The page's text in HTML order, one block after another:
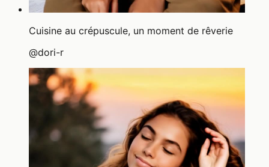
Cuisine au crépuscule, un moment de rêverie
@dori-r